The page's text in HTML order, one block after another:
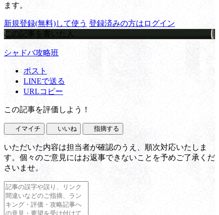
ます。
新規登録(無料)して使う 登録済みの方はログイン
この記事を書いた人
シャドバ攻略班
ポスト
LINEで送る
URLコピー
この記事を評価しよう！
イマイチ いいね 指摘する
いただいた内容は担当者が確認のうえ、順次対応いたしま
す。個々のご意見にはお返事できないことを予めご了承くだ
さいませ。